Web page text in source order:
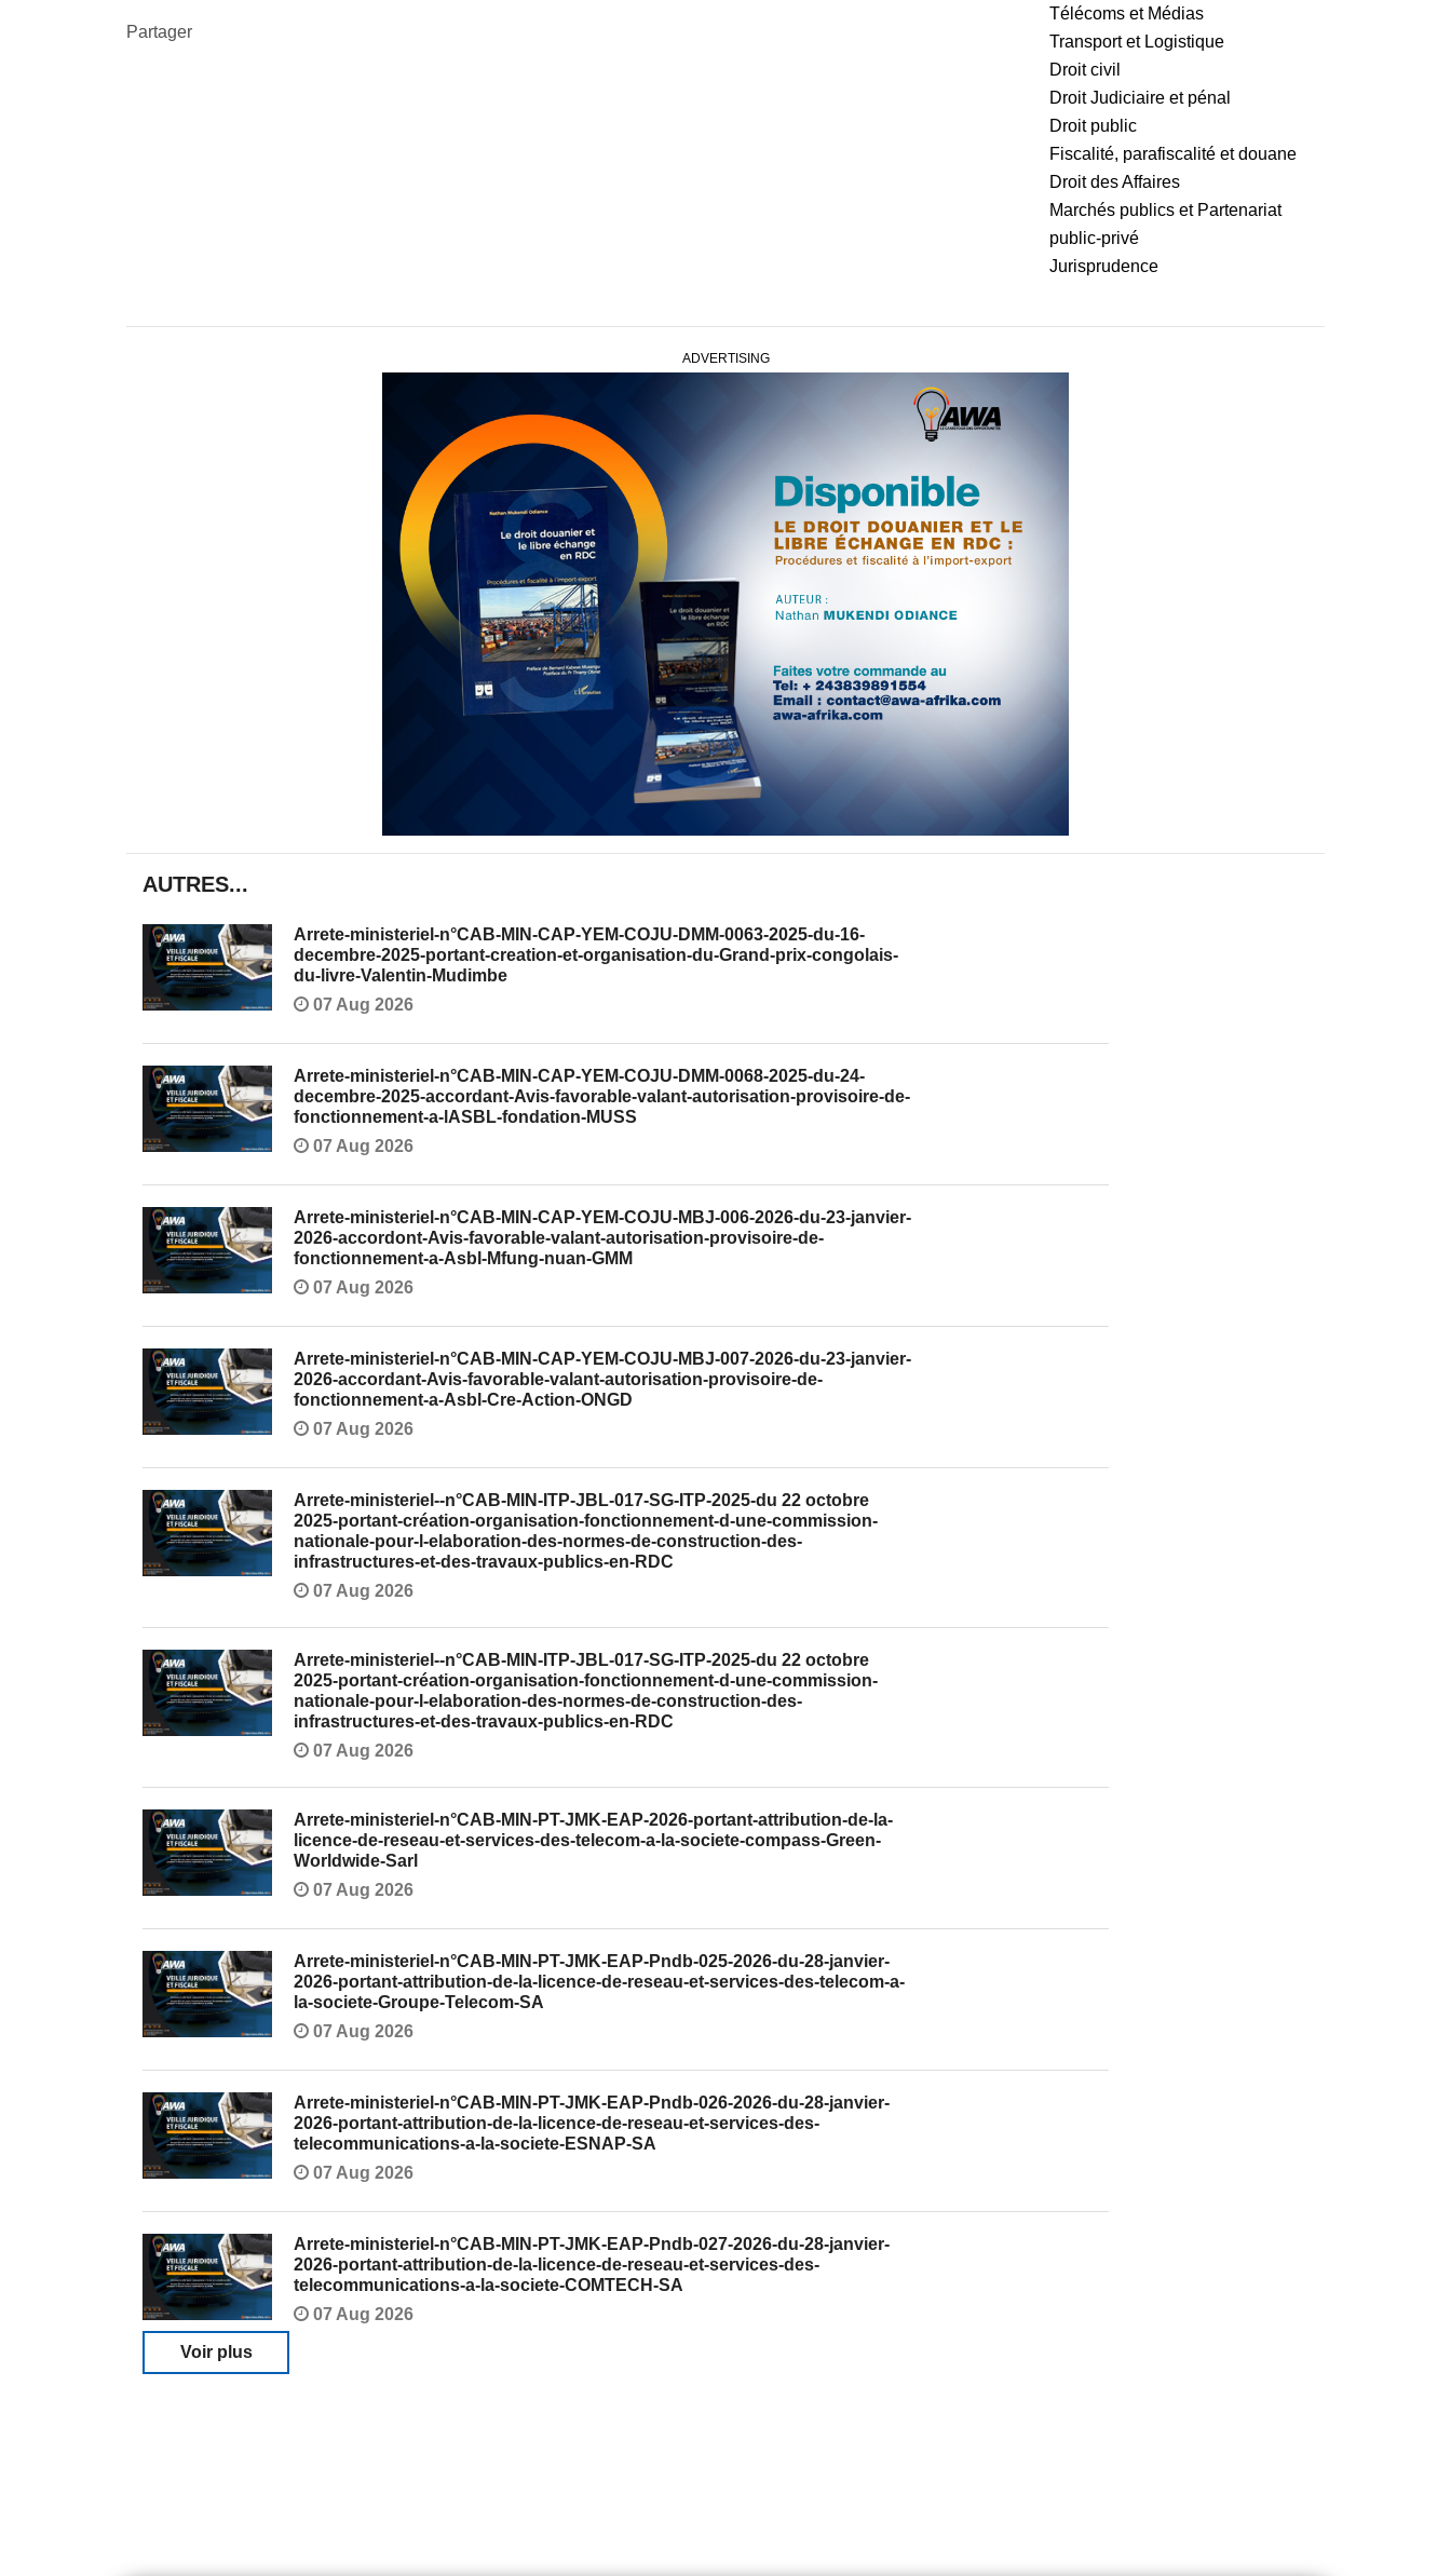
Partager
Télécoms et Médias
Transport et Logistique
Droit civil
Droit Judiciaire et pénal
Droit public
Fiscalité, parafiscalité et douane
Droit des Affaires
Marchés publics et Partenariat
public-privé
Jurisprudence
ADVERTISING
AUTRES...
Arrete-ministeriel-n°CAB-MIN-CAP-YEM-COJU-DMM-0063-2025-du-16-
decembre-2025-portant-creation-et-organisation-du-Grand-prix-congolais-
du-livre-Valentin-Mudimbe
07 Aug 2026
Arrete-ministeriel-n°CAB-MIN-CAP-YEM-COJU-DMM-0068-2025-du-24-
decembre-2025-accordant-Avis-favorable-valant-autorisation-provisoire-de-
fonctionnement-a-lASBL-fondation-MUSS
07 Aug 2026
Arrete-ministeriel-n°CAB-MIN-CAP-YEM-COJU-MBJ-006-2026-du-23-janvier-
2026-accordont-Avis-favorable-valant-autorisation-provisoire-de-
fonctionnement-a-Asbl-Mfung-nuan-GMM
07 Aug 2026
Arrete-ministeriel-n°CAB-MIN-CAP-YEM-COJU-MBJ-007-2026-du-23-janvier-
2026-accordant-Avis-favorable-valant-autorisation-provisoire-de-
fonctionnement-a-Asbl-Cre-Action-ONGD
07 Aug 2026
Arrete-ministeriel--n°CAB-MIN-ITP-JBL-017-SG-ITP-2025-du 22 octobre
2025-portant-création-organisation-fonctionnement-d-une-commission-
nationale-pour-l-elaboration-des-normes-de-construction-des-
infrastructures-et-des-travaux-publics-en-RDC
07 Aug 2026
Arrete-ministeriel--n°CAB-MIN-ITP-JBL-017-SG-ITP-2025-du 22 octobre
2025-portant-création-organisation-fonctionnement-d-une-commission-
nationale-pour-l-elaboration-des-normes-de-construction-des-
infrastructures-et-des-travaux-publics-en-RDC
07 Aug 2026
Arrete-ministeriel-n°CAB-MIN-PT-JMK-EAP-2026-portant-attribution-de-la-
licence-de-reseau-et-services-des-telecom-a-la-societe-compass-Green-
Worldwide-Sarl
07 Aug 2026
Arrete-ministeriel-n°CAB-MIN-PT-JMK-EAP-Pndb-025-2026-du-28-janvier-
2026-portant-attribution-de-la-licence-de-reseau-et-services-des-telecom-a-
la-societe-Groupe-Telecom-SA
07 Aug 2026
Arrete-ministeriel-n°CAB-MIN-PT-JMK-EAP-Pndb-026-2026-du-28-janvier-
2026-portant-attribution-de-la-licence-de-reseau-et-services-des-
telecommunications-a-la-societe-ESNAP-SA
07 Aug 2026
Arrete-ministeriel-n°CAB-MIN-PT-JMK-EAP-Pndb-027-2026-du-28-janvier-
2026-portant-attribution-de-la-licence-de-reseau-et-services-des-
telecommunications-a-la-societe-COMTECH-SA
07 Aug 2026
Voir plus